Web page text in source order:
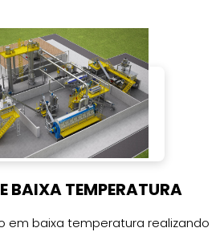
BAIXA TEMPERATURA
em baixa temperatura realizando